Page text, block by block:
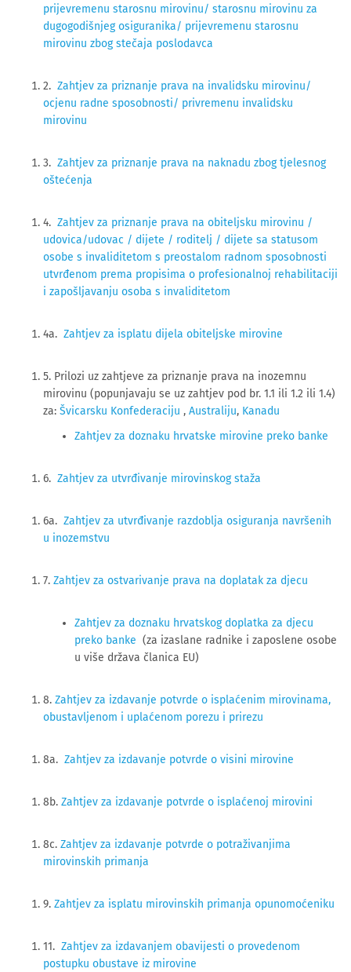
prijevremenu starosnu mirovinu/ starosnu mirovinu za
dugogodišnjeg osiguranika/ prijevremenu starosnu
mirovinu zbog stečaja poslodavca
2. Zahtjev za priznanje prava na invalidsku mirovinu/
ocjenu radne sposobnosti/ privremenu invalidsku
mirovinu
3. Zahtjev za priznanje prava na naknadu zbog tjelesnog
oštećenja
4. Zahtjev za priznanje prava na obiteljsku mirovinu /
udovica/udovac / dijete / roditelj / dijete sa statusom
osobe s invaliditetom s preostalom radnom sposobnosti
utvrđenom prema propisima o profesionalnoj rehabilitaciji
i zapošljavanju osoba s invaliditetom
4a. Zahtjev za isplatu dijela obiteljske mirovine
5. Prilozi uz zahtjeve za priznanje prava na inozemnu
mirovinu (popunjavaju se uz zahtjev pod br. 1.1 ili 1.2 ili 1.4)
za: Švicarsku Konfederaciju , Australiju, Kanadu
Zahtjev za doznaku hrvatske mirovine preko banke
6. Zahtjev za utvrđivanje mirovinskog staža
6a. Zahtjev za utvrđivanje razdoblja osiguranja navršenih
u inozemstvu
7. Zahtjev za ostvarivanje prava na doplatak za djecu
Zahtjev za doznaku hrvatskog doplatka za djecu
preko banke (za izaslane radnike i zaposlene osobe
u više država članica EU)
8. Zahtjev za izdavanje potvrde o isplaćenim mirovinama,
obustavljenom i uplaćenom porezu i prirezu
8a. Zahtjev za izdavanje potvrde o visini mirovine
8b. Zahtjev za izdavanje potvrde o isplaćenoj mirovini
8c. Zahtjev za izdavanje potvrde o potraživanjima
mirovinskih primanja
9. Zahtjev za isplatu mirovinskih primanja opunomoćeniku
11. Zahtjev za izdavanjem obavijesti o provedenom
postupku obustave iz mirovine